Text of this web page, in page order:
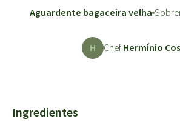
Aguardente bagaceira velha
H ChefHermínio
Ingredientes